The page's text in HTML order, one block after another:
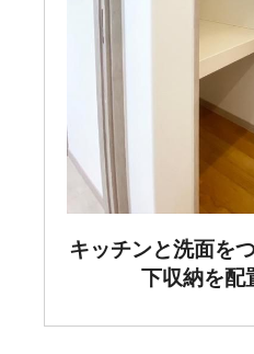
キッチンと洗面を
下収納を配